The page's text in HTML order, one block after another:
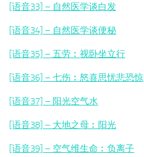
[语音33] – 自然医学谈白发
[语音34] – 自然医学谈便秘
[语音35] – 五劳︰视卧坐立行
[语音36] – 七伤︰怒喜思忧悲恐惊
[语音37] – 阳光空气水
[语音38] – 大地之母︰阳光
[语音39] – 空气维生命︰ 负离子